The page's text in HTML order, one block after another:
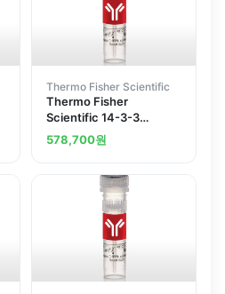
Thermo Fisher Scientific
Thermo Fisher
Scientific 14-3-3
epsilon Recombinant
Superclonal Antibody
578,700원